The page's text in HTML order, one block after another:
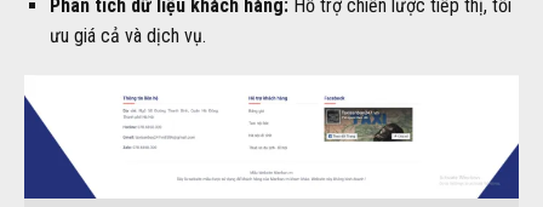
Phân tích dữ liệu khách hàng:Hỗ trợ chiến lược tiếp thị, tối
ưu giá cả và dịch vụ.